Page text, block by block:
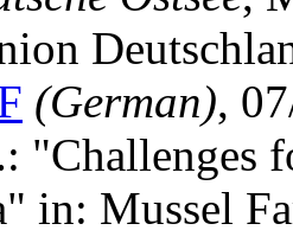
(German),
"Challenges
in: Mussel